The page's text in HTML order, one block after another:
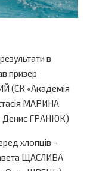
в
призер
(СК «Академія
МАРИНА
Денис ГРАНЮК)
хлопців -
ЩАСЛИВА